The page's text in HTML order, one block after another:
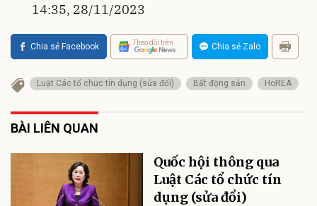
14:35, 28/11/2023
Chia sẻ Facebook Theo dõi trên Chia sẻ Zalo
Luật Các tổ chức tín dụng (sửa đổi) Bất động sản HoREA
BÀI LIÊN QUAN
Quốc hội thông qua
Luật Các tổ chức tín
dụng (sửa đổi)